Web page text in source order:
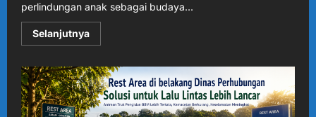
perlindungan anak sebagai budaya...
SelanjutnyaRead
more
Bartim
Deklarasikan
Perang
Melawan
Bullying,